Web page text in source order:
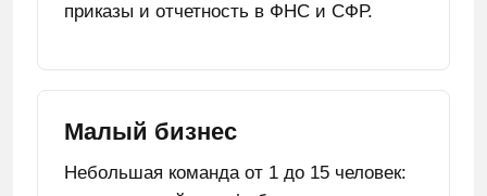
приказы и отчетность в ФНС и СФР.
Малый бизнес
Небольшая команда от 1 до 15 человек: